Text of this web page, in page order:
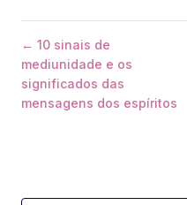
← 10 sinais de
mediunidade e os
significados das
mensagens dos espíritos